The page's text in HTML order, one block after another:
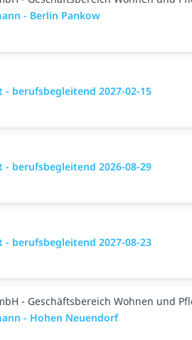
- Berlin Pankow
berufsbegleitend 2027-02-15
berufsbegleitend 2026-08-29
berufsbegleitend 2027-08-23
- Geschäftsbereich Wohnen und
- Hohen Neuendorf